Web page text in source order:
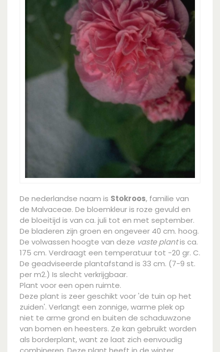
De nederlandse naam is Stokroos, familie van
de Malvaceae. De bloemkleur is roze gevuld en
de bloeitijd is van ca. juli tot en met september.
De bladeren zijn groen en ongeveer 40 cm. hoog.
De volwassen hoogte van deze vaste plantis ca.
175 cm. Verdraagt een temperatuur tot -20 gr. C.
De geadviseerde plantafstand is 33 cm. (7-9 st.
per m2.) Is slecht verkrijgbaar.
Plant voor een open ruimte.
Deze plant is zeer geschikt voor 'de tuin op het
zuiden'. Verlangt een zonnige, warme plek op
niet te arme grond en buiten de schaduwzone
van bomen en heesters. Ze kan gebruikt worden
als borderplant, want ze laat zich eenvoudig